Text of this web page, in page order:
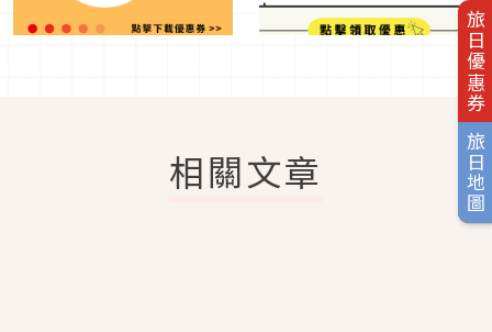
旅日優惠券
旅日地圖
相關文章